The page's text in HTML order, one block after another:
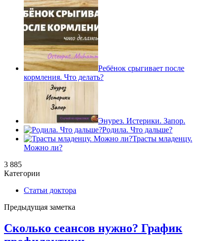
Ребёнок срыгивает после
кормления. Что делать?
Энурез. Истерики. Запор.
Родила. Что дальше?
Трасты младенцу.
Можно ли?
3 885
Категории
Статьи доктора
Предыдущая заметка
Сколько сеансов нужно? График